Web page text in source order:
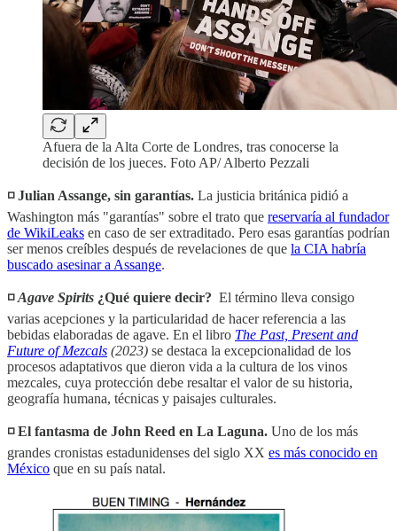
Afuera de la Alta Corte de Londres, tras conocerse la
decisión de los jueces. Foto AP/ Alberto Pezzali
◽️ Julian Assange, sin garantías. La justicia británica pidió a
Washington más "garantías" sobre el trato que reservaría al fundador
de WikiLeaks en caso de ser extraditado. Pero esas garantías podrían
ser menos creíbles después de revelaciones de que la CIA habría
buscado asesinar a Assange.
◽️Agave Spirits ¿Qué quiere decir? El término lleva consigo
varias acepciones y la particularidad de hacer referencia a las
bebidas elaboradas de agave. En el libro The Past, Present and
Future of Mezcals (2023) se destaca la excepcionalidad de los
procesos adaptativos que dieron vida a la cultura de los vinos
mezcales, cuya protección debe resaltar el valor de su historia,
geografía humana, técnicas y paisajes culturales.
◽️ El fantasma de John Reed en La Laguna. Uno de los más
grandes cronistas estadunidenses del siglo XX es más conocido en
México que en su país natal.